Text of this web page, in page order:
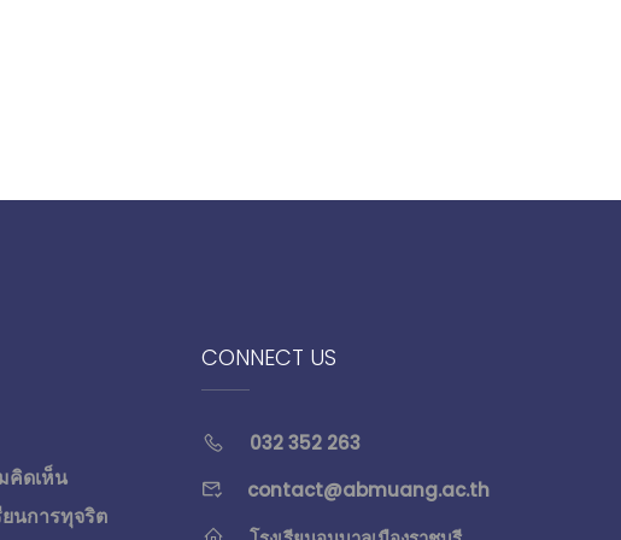
คิดเห็น
ยนการทุจริต
CONNECT US
032 352 263
contact@abmuang.ac.th